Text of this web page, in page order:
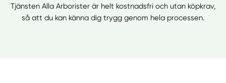
Tjänsten Alla Arborister är helt kostnadsfri och utan köpkrav,
så att du kan känna dig trygg genom hela processen.